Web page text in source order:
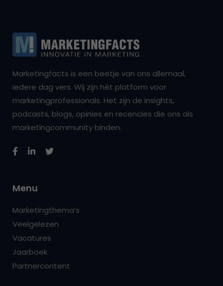
Marketingfacts is een beetje van ons allemaal,
iedere dag vers. Wij zijn hét platform voor
marketingprofessionals. Het zijn de insights,
podcasts, blogs, opinies en recencies die ons als
marketingcommunity binden.
Menu
Marketingthema’s
Veelgelezen
Vacatures
Jaarboek
Partnercontent